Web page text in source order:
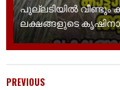
പുല്ലടിയിൽ വീണ്ടും
ലക്ഷങ്ങളുടെ
PREVIOUS